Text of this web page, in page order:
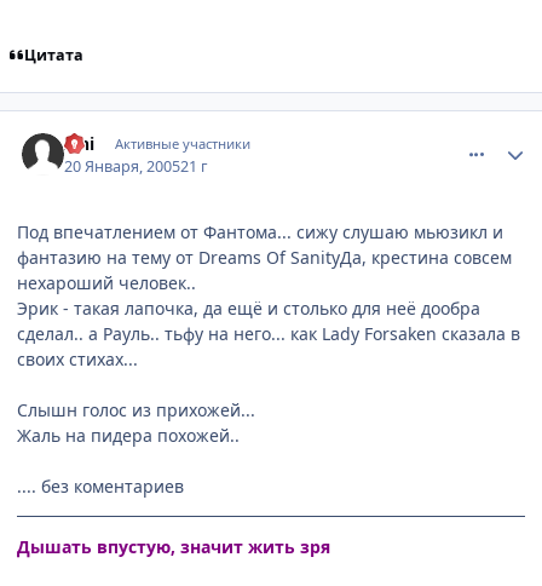
Цитата
Ishi Активные участники
20 Января, 200521 г
Под впечатлением от Фантома... сижу слушаю мьюзикл и
фантазию на тему от Dreams Of SanityДа, крестина совсем
нехароший человек..
Эрик - такая лапочка, да ещё и столько для неё дообра
сделал.. а Рауль.. тьфу на него... как Lady Forsaken сказала в
своих стихах...
Слышн голос из прихожей...
Жаль на пидера похожей..
.... без коментариев
Дышать впустую, значит жить зря